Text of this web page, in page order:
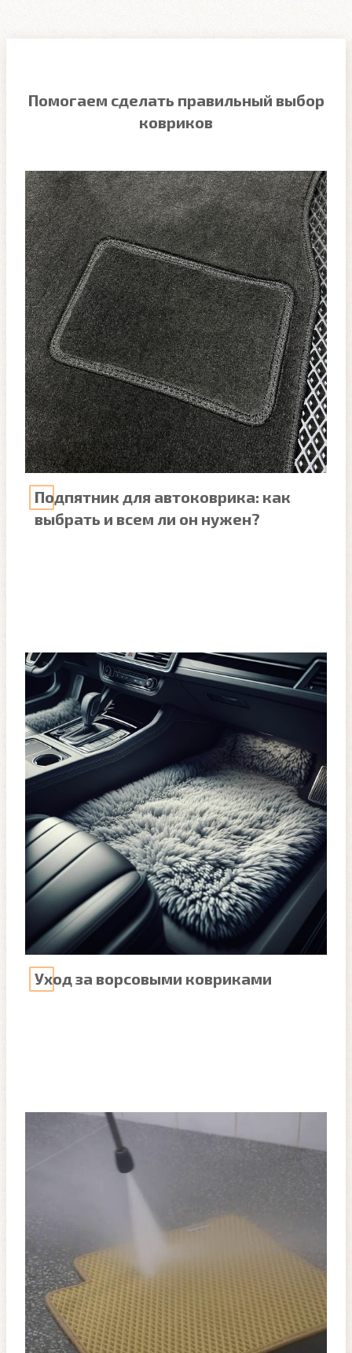
Помогаем сделать правильный выбор
ковриков
Подпятник для автоковрика: как
выбрать и всем ли он нужен?
Уход за ворсовыми ковриками